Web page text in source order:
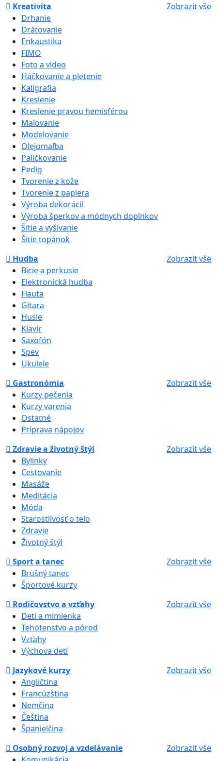
Kreativita
Zobrazit vše
Drhanie
Drátovanie
Enkaustika
FIMO
Foto a video
Háčkovanie a pletenie
Kaligrafia
Kreslenie
Kreslenie pravou hemisférou
Maľovanie
Modelovanie
Olejomaľba
Paličkovanie
Pedig
Tvorenie z kože
Tvorenie z papiera
Výroba dekorácií
Výroba šperkov a módnych doplnkov
Šitie a vyšívanie
Šitie topánok
Hudba
Zobrazit vše
Bicie a perkusie
Elektronická hudba
Flauta
Gitara
Husle
Klavír
Saxofón
Spev
Ukulele
Gastronómia
Zobrazit vše
Kurzy pečenia
Kurzy varenia
Ostatné
Príprava nápojov
Zdravie a životný štýl
Zobrazit vše
Bylinky
Cestovanie
Masáže
Meditácia
Móda
Starostlivosť o telo
Zdravie
Životný štýl
Sport a tanec
Zobrazit vše
Brušný tanec
Športové kurzy
Rodičovstvo a vzťahy
Zobrazit vše
Deti a mimienka
Tehotenstvo a pôrod
Vzťahy
Výchova detí
Jazykové kurzy
Zobrazit vše
Angličtina
Francúzština
Nemčina
Čeština
Španielčina
Osobný rozvoj a vzdelávanie
Zobrazit vše